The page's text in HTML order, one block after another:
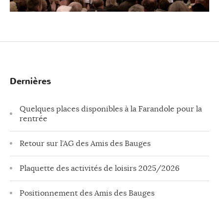
Dernières
Quelques places disponibles à la Farandole pour la
rentrée
Retour sur l’AG des Amis des Bauges
Plaquette des activités de loisirs 2025/2026
Positionnement des Amis des Bauges